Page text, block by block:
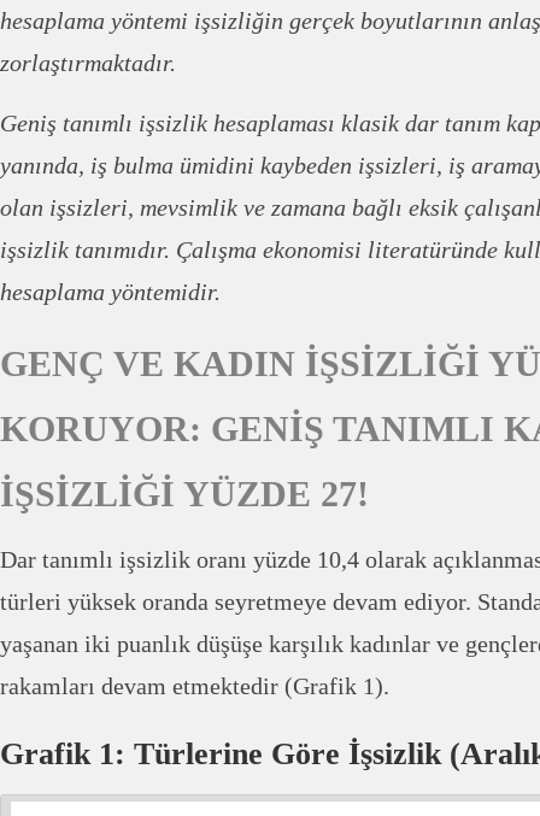
hesaplama yöntemi işsizliğin gerçek boyutlarının
zorlaştırmaktadır.
Geniş tanımlı işsizlik hesaplaması klasik dar tanım
yanında, iş bulma ümidini kaybeden işsizleri, iş
olan işsizleri, mevsimlik ve zamana bağlı eksik
işsizlik tanımıdır. Çalışma ekonomisi literatüründe
hesaplama yöntemidir.
GENÇ VE KADIN İŞSİZLİĞİ
KORUYOR: GENİŞ TANIMLI
İŞSİZLİĞİ YÜZDE 27!
Dar tanımlı işsizlik oranı yüzde 10,4 olarak
türleri yüksek oranda seyretmeye devam ediyor.
yaşanan iki puanlık düşüşe karşılık kadınlar ve
rakamları devam etmektedir (Grafik 1).
Grafik 1: Türlerine Göre İşsizlik